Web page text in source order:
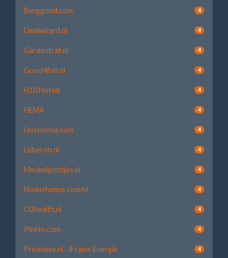
Banggood.com 4
Dealwizard.nl 4
Gardentrail.nl 4
Good4fun.nl 4
H10 Hotels 4
HEMA 4
Hotelsviva.com 4
Loberon.nl 4
Meubelpootjes.nl 4
Novusfumus.com/nl 4
O2health.nl 4
Plnktn.com 4
Pricewise.nl - iFrame Energie 4